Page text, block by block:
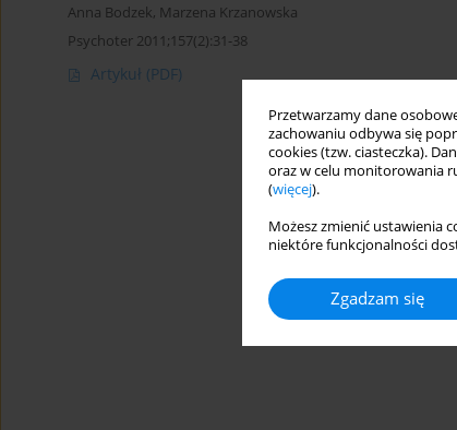
Przetwarzamy dane
zachowaniu odbywa się
cookies (tzw. ciasteczka).
oraz w celu monitorowania
(więcej).
Możesz zmienić ustawienia
niektóre funkcjonalności
Zgadzam się
Anna Bodzek, Marzena Krzanowska
Psychoter 2011;157(2):31-38
Artykuł (PDF)